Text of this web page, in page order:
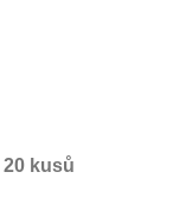
20 kusů